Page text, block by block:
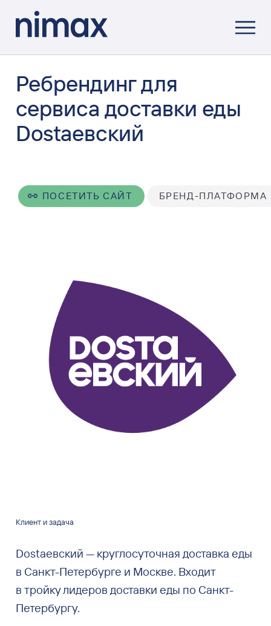
Ребрендинг для
сервиса доставки еды
Dostaевский
ПОСЕТИТЬ САЙТ БРЕНД-ПЛАТФОРМА
Клиент и задача
Dostaевский — круглосуточная доставка еды
в Санкт-Петербурге и Москве. Входит
в тройку лидеров доставки еды по Санкт-
Петербургу.